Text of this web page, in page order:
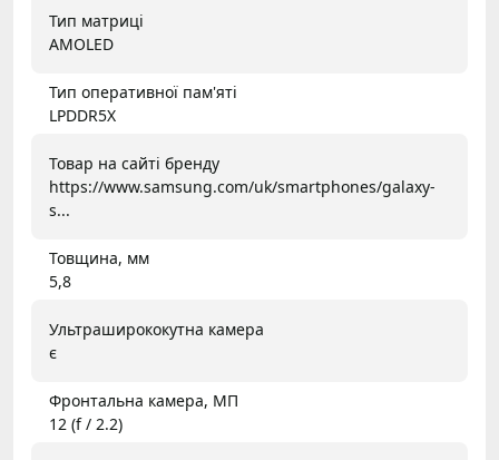
Тип матриці
AMOLED
Тип оперативної пам'яті
LPDDR5X
Товар на сайті бренду
https://www.samsung.com/uk/smartphones/galaxy-
s...
Товщина, мм
5,8
Ультраширококутна камера
є
Фронтальна камера, МП
12 (f / 2.2)